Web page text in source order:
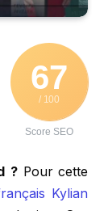
67
/ 100
Score SEO
?Pour cette
Kylian